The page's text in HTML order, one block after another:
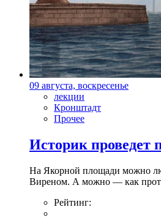
09 августа, воскресенье
лекции
Кронштадт
Прочее
Историк проведет
На Якорной площади можно
Виреном. А можно — как
Рейтинг: